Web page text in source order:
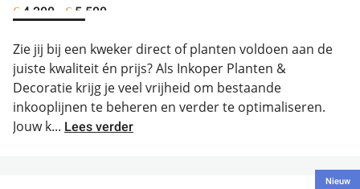
€ 4.200 - € 5.500
Zie jij bij een kweker direct of planten voldoen aan de
juiste kwaliteit én prijs? Als Inkoper Planten &
Decoratie krijg je veel vrijheid om bestaande
inkooplijnen te beheren en verder te optimaliseren.
Jouw k... Lees verder
Nieuw